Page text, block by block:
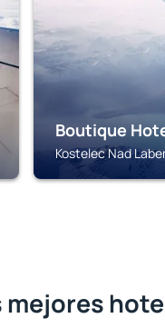
Boutique
Kostelec Nad
mejores